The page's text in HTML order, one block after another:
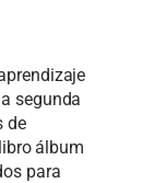
segunda
de
álbum
para